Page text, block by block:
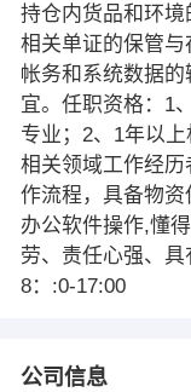
持仓内货品和环
相关单证的保管与
帐务和系统数据
宜。任职资格：1
专业；2、1年以
相关领域工作经
作流程，具备物
办公软件操作,懂
劳、责任心强、具
8：:0-17:00
公司信息